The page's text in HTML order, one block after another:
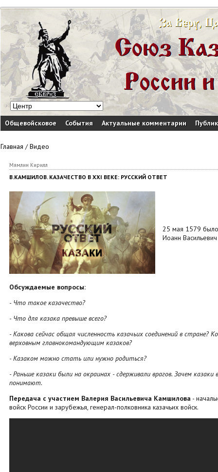
Общевойсковое События Актуальные комментарии
Главная /Видео
Мямлин Кирилл
В.КАМШИЛОВ. КАЗАЧЕСТВО В XXI ВЕКЕ: РУССКИЙ ОТВЕТ
25 мая 1579 было
Иоанн
Обсуждаемые вопросы:
- Что такое казачество?
- Что для казака превыше всего?
- Какова сейчас общая численность казачьих соединений в стране?
верховным главнокомандующим казаков?
- Казаком можно стать или нужно родиться?
- Раньше казаки были на окраинах - сдерживали врагов. Зачем казаки
понимают.
Передача с участием Валерия Васильевича Камшилова -
войск России и зарубежья, генерал-полковника казачьих войск.